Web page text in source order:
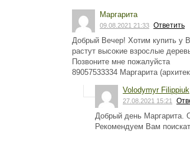
Маргарита
09.08.2021 21:33 Ответить
Добрый Вечер! Хотим купить у
растут высокие взрослые
Позвоните мне пожалуйста
89057533334 Маргарита
Volodymyr Filippiuk
27.08.2021 15:21
Добрый день Маргарита.
Рекомендуем Вам